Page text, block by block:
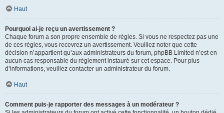
Haut
Pourquoi ai-je reçu un avertissement ?
Chaque forum a son propre ensemble de règles. Si vous ne respectez pas une
de ces règles, vous recevrez un avertissement. Veuillez noter que cette
décision n’appartient qu’aux administrateurs du forum, phpBB Limited n’est en
aucun cas responsable du règlement instauré sur cet espace. Pour plus
d’informations, veuillez contacter un administrateur du forum.
Haut
Comment puis-je rapporter des messages à un modérateur ?